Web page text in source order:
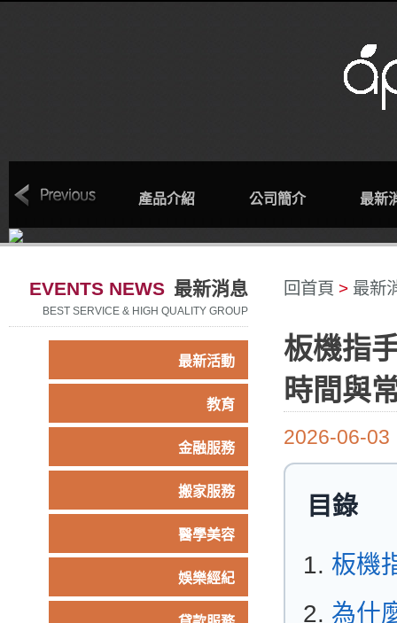
回首頁 產品介紹 公司簡介 最新
EVENTS NEWS 最新消息
BEST SERVICE & HIGH QUALITY GROUP
最新活動
教育
金融服務
搬家服務
醫學美容
娛樂經紀
回首頁 > 最新
板機指
時間與
2026-06-03
目錄
板機
為什